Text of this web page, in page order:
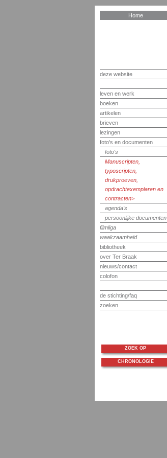
Home
deze website
leven en werk
boeken
artikelen
brieven
lezingen
foto's en documenten
foto's
Manuscripten,
typoscripten,
drukproeven,
opdrachtexemplaren en
contracten
agenda's
persoonlijke documenten
filmliga
waakzaamheid
bibliotheek
over Ter Braak
nieuws/contact
colofon
de stichting/faq
zoeken
ZOEK OP
CHRONOLOGIE